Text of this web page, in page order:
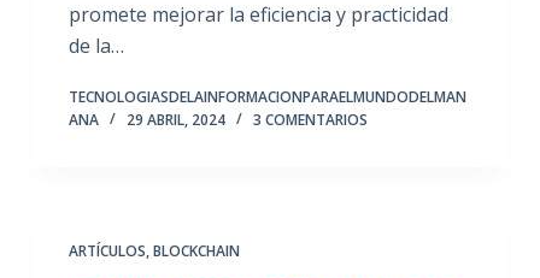
promete mejorar la eficiencia y practicidad
de la…
TECNOLOGIASDELAINFORMACIONPARAELMUNDODELMAN
ANA
29 ABRIL, 2024 3 COMENTARIOS
ARTÍCULOS,BLOCKCHAIN